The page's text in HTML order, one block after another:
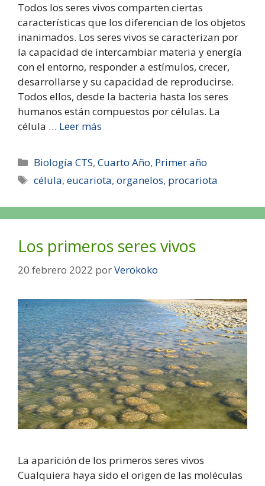
Todos los seres vivos comparten ciertas
características que los diferencian de los objetos
inanimados. Los seres vivos se caracterizan por
la capacidad de intercambiar materia y energía
con el entorno, responder a estímulos, crecer,
desarrollarse y su capacidad de reproducirse.
Todos ellos, desde la bacteria hasta los seres
humanos están compuestos por células. La
célula … Leer más
Biología CTS,Cuarto Año, Primer año
célula,eucariota,organelos, procariota
Los primeros seres vivos
20 febrero 2022 porVerokoko
La aparición de los primeros seres vivos
Cualquiera haya sido el origen de las moléculas